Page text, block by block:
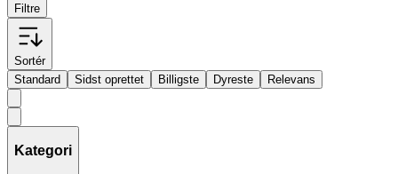
Filtre
Sortér
Standard
Sidst oprettet Billigste Dyreste Relevans
Kategori